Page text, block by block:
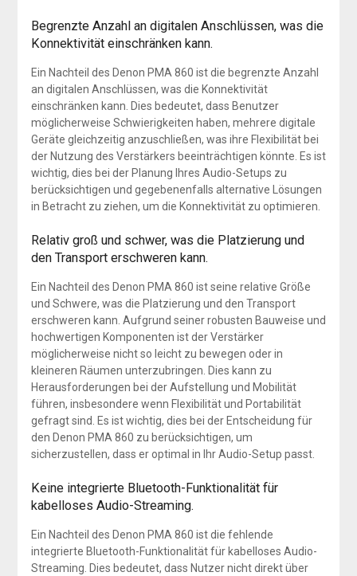
Begrenzte Anzahl an digitalen Anschlüssen, was die
Konnektivität einschränken kann.
Ein Nachteil des Denon PMA 860 ist die begrenzte Anzahl
an digitalen Anschlüssen, was die Konnektivität
einschränken kann. Dies bedeutet, dass Benutzer
möglicherweise Schwierigkeiten haben, mehrere digitale
Geräte gleichzeitig anzuschließen, was ihre Flexibilität bei
der Nutzung des Verstärkers beeinträchtigen könnte. Es ist
wichtig, dies bei der Planung Ihres Audio-Setups zu
berücksichtigen und gegebenenfalls alternative Lösungen
in Betracht zu ziehen, um die Konnektivität zu optimieren.
Relativ groß und schwer, was die Platzierung und
den Transport erschweren kann.
Ein Nachteil des Denon PMA 860 ist seine relative Größe
und Schwere, was die Platzierung und den Transport
erschweren kann. Aufgrund seiner robusten Bauweise und
hochwertigen Komponenten ist der Verstärker
möglicherweise nicht so leicht zu bewegen oder in
kleineren Räumen unterzubringen. Dies kann zu
Herausforderungen bei der Aufstellung und Mobilität
führen, insbesondere wenn Flexibilität und Portabilität
gefragt sind. Es ist wichtig, dies bei der Entscheidung für
den Denon PMA 860 zu berücksichtigen, um
sicherzustellen, dass er optimal in Ihr Audio-Setup passt.
Keine integrierte Bluetooth-Funktionalität für
kabelloses Audio-Streaming.
Ein Nachteil des Denon PMA 860 ist die fehlende
integrierte Bluetooth-Funktionalität für kabelloses Audio-
Streaming. Dies bedeutet, dass Nutzer nicht direkt über